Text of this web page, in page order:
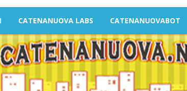
CATENANUOVA LABS CATENANUOVABOT